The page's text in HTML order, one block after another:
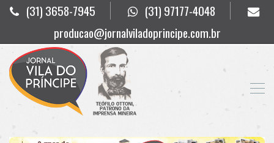
(31) 3658-7945
(31) 97177-4048
producao@jornalviladoprincipe.com.br